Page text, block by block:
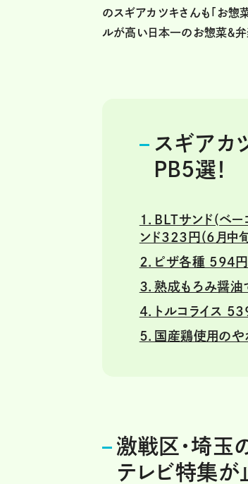
のスギアカツキさんも「お惣
ルが高い日本一のお惣菜＆弁
スギアカ
PB5選！
１．BLTサンド(ベ
ンド323円（6月中
２．ピザ各種 594
３．熟成もろみ醤
４．トルコライス
５．国産鶏使用の
激戦区・埼玉
テレビ特集が